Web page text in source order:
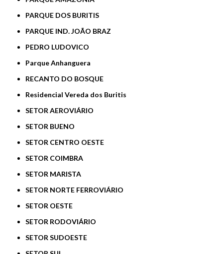
PARQUE DOS BURITIS
PARQUE IND. JOÃO BRAZ
PEDRO LUDOVICO
Parque Anhanguera
RECANTO DO BOSQUE
Residencial Vereda dos Buritis
SETOR AEROVIÁRIO
SETOR BUENO
SETOR CENTRO OESTE
SETOR COIMBRA
SETOR MARISTA
SETOR NORTE FERROVIÁRIO
SETOR OESTE
SETOR RODOVIÁRIO
SETOR SUDOESTE